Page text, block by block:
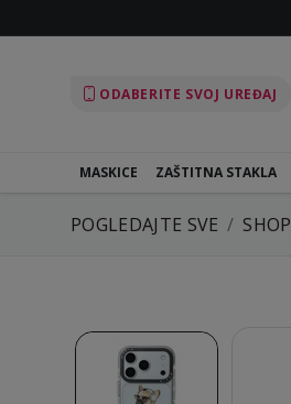
ODABERITE SVOJ UREĐAJ
MASKICE ZAŠTITNA STAKLA
POGLEDAJTE SVE SHOP